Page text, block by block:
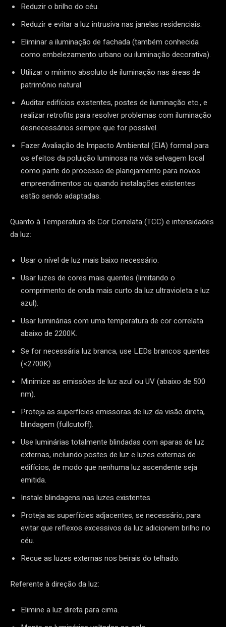
Reduzir o brilho do céu.
Reduzir e evitar a luz intrusiva nas janelas residenciais.
Eliminar a iluminação de fachada (também conhecida
como embelezamento urbano ou iluminação decorativa).
Utilizar o mínimo absoluto de iluminação nas áreas de
patrimônio natural.
Auditar edifícios existentes, postes de iluminação etc., e
realizar retrofits para resolver problemas com iluminação
desnecessários sempre que for possível.
Fazer Avaliação de Impacto Ambiental (EIA) formal para
os efeitos da poluição luminosa na vida selvagem local
como parte do processo de planejamento para novos
empreendimentos ou quando instalações existentes
estão sendo adaptadas.
Quanto à Temperatura de Cor Correlata (TCC) e intensidades
da luz:
Usar o nível de luz mais baixo necessário.
Usar luzes de cores mais quentes (limitando o
comprimento de onda mais curto da luz ultravioleta e luz
azul).
Usar luminárias com uma temperatura de cor correlata
abaixo de 2200K.
Se for necessária luz branca, use LEDs brancos quentes
(<2700K).
Minimize as emissões de luz azul ou UV (abaixo de 500
nm).
Proteja as superfícies emissoras de luz da visão direta,
blindagem (fullcutoff).
Use luminárias totalmente blindadas com aparas de luz
externas, incluindo postes de luz e luzes externas de
edifícios, de modo que nenhuma luz ascendente seja
emitida.
Instale blindagens nas luzes existentes.
Proteja as superfícies adjacentes, se necessário, para
evitar que reflexos excessivos da luz adicionem brilho no
céu.
Recue as luzes externas nos beirais do telhado.
Referente à direção da luz:
Elimine a luz direta para cima.